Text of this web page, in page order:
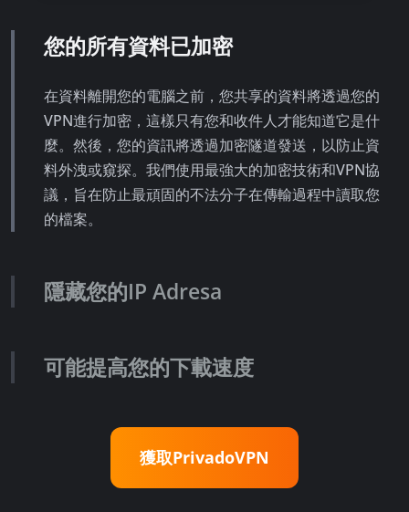
您的所有資料已加密
在資料離開您的電腦之前，您共享的資料將透過您的
VPN進行加密，這樣只有您和收件人才能知道它是什
麼。然後，您的資訊將透過加密隧道發送，以防止資
料外洩或窺探。我們使用最強大的加密技術和VPN協
議，旨在防止最頑固的不法分子在傳輸過程中讀取您
的檔案。
隱藏您的IP Adresa
可能提高您的下載速度
獲取PrivadoVPN